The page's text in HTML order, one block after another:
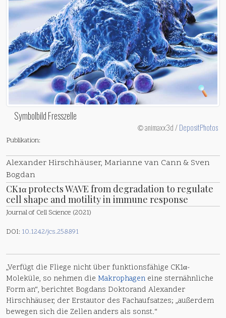
Symbolbild Fresszelle
©animaxx3d /DepositPhotos
Publikation:
Alexander Hirschhäuser, Marianne van Cann & Sven
Bogdan
CK1α protects WAVE from degradation to regulate
cell shape and motility in immune response
Journal of Cell Science (2021)
DOI: 10.1242/jcs.258891
„Verfügt die Fliege nicht über funktionsfähige CK1α-
Moleküle, so nehmen die Makrophagen eine sternähnliche
Form an“, berichtet Bogdans Doktorand Alexander
Hirschhäuser, der Erstautor des Fachaufsatzes; „außerdem
bewegen sich die Zellen anders als sonst.“